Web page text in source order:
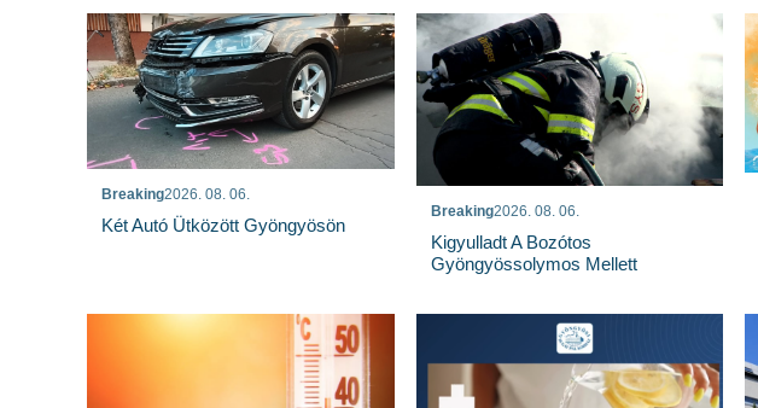
Breaking2026. 08. 06.
Két Autó Ütközött Gyöngyösön
Breaking2026. 08. 06.
Kigyulladt A Bozótos
Gyöngyössolymos Mellett